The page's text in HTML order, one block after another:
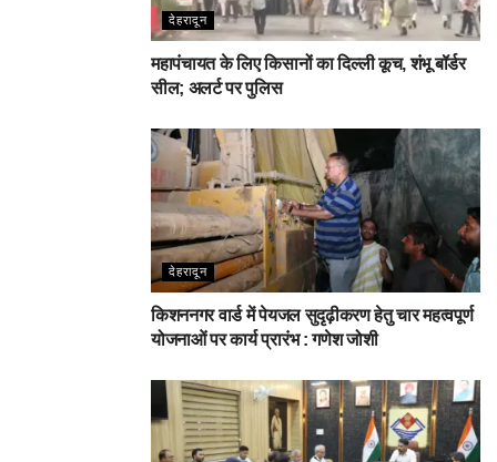
देहरादून
महापंचायत के लिए किसानों का दिल्ली कूच, शंभू बॉर्डर
सील; अलर्ट पर पुलिस
देहरादून
किशननगर वार्ड में पेयजल सुदृढ़ीकरण हेतु चार महत्वपूर्ण
योजनाओं पर कार्य प्रारंभ : गणेश जोशी